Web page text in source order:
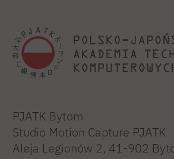
PJATK Bytom
Studio Motion Capture PJATK
Aleja Legionów 2, 41-902